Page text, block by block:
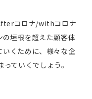
コロナ/withコロナ
垣根を超えた顧客体
くために、様々な企
ていくでしょう。